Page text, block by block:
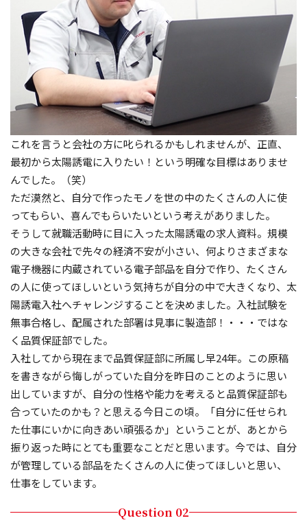
これを言うと会社の方に叱られるかもしれませんが、正直、
最初から太陽誘電に入りたい！という明確な目標はありませ
んでした。（笑）
ただ漠然と、自分で作ったモノを世の中のたくさんの人に使
ってもらい、喜んでもらいたいという考えがありました。
そうして就職活動時に目に入った太陽誘電の求人資料。規模
の大きな会社で先々の経済不安が小さい、何よりさまざまな
電子機器に内蔵されている電子部品を自分で作り、たくさん
の人に使ってほしいという気持ちが自分の中で大きくなり、太
陽誘電入社へチャレンジすることを決めました。入社試験を
無事合格し、配属された部署は見事に製造部！・・・ではな
く品質保証部でした。
入社してから現在まで品質保証部に所属し早24年。この原稿
を書きながら悔しがっていた自分を昨日のことのように思い
出していますが、自分の性格や能力を考えると品質保証部も
合っていたのかも？と思える今日この頃。「自分に任せられ
た仕事にいかに向きあい頑張るか」ということが、あとから
振り返った時にとても重要なことだと思います。今では、自分
が管理している部品をたくさんの人に使ってほしいと思い、
仕事をしています。
Question 02